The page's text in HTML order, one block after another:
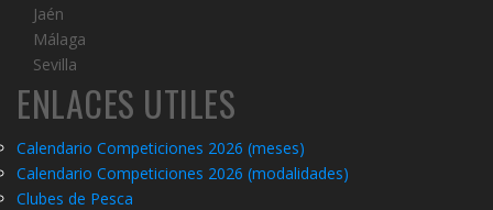
Jaén
Málaga
Sevilla
ENLACES UTILES
Calendario Competiciones 2026 (meses)
Calendario Competiciones 2026 (modalidades)
Clubes de Pesca